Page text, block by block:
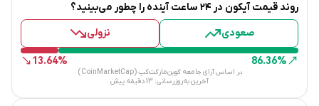
(DApps) میان‌زنجیره‌ای با حداقل تأخیر در عملکرد، بسیار ایده‌آل
است. بلاکچین آیکون توسط اعتبارسنج‌های انتخاب‌شده از طریق
مکانیسم اجماع آن اداره می‌شود.
روند قیمت آیکون در ۲۴ ساعت آینده را چطور می‌بینید؟
صعودی
نزولی
86.36%
13.64%
بر اساس آرای جامعه کوین‌مارکت‌کپ (CoinMarketCap)
آخرین به‌روزرسانی: 13 دقیقه پیش